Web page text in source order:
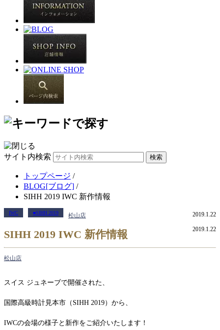
サイト内検索
トップページ /
BLOG[ブログ] /
SIHH 2019 IWC 新作情報
IWC ■SIHH 2019 2019.1.22
松山店
SIHH 2019 IWC 新作情報 2019.1.22
松山店
スイス ジュネーブで開催された、
国際高級時計見本市（SIHH 2019）から、
IWCの会場の様子と新作をご紹介いたします！